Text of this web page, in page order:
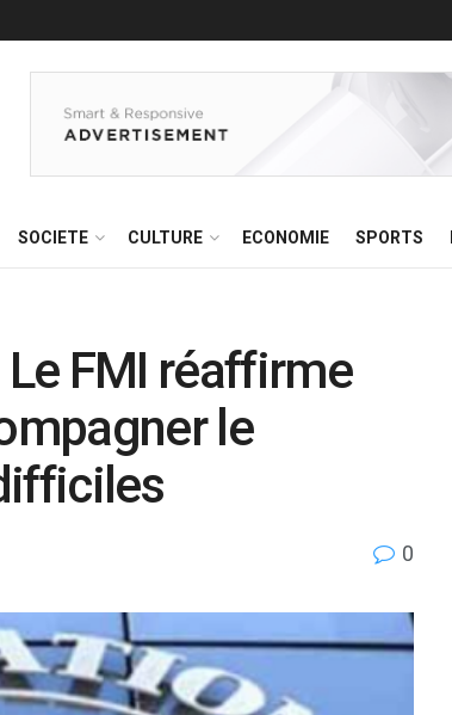
SOCIETE CULTURE ECONOMIE SPORTS
Le FMI réaffirme
le
0